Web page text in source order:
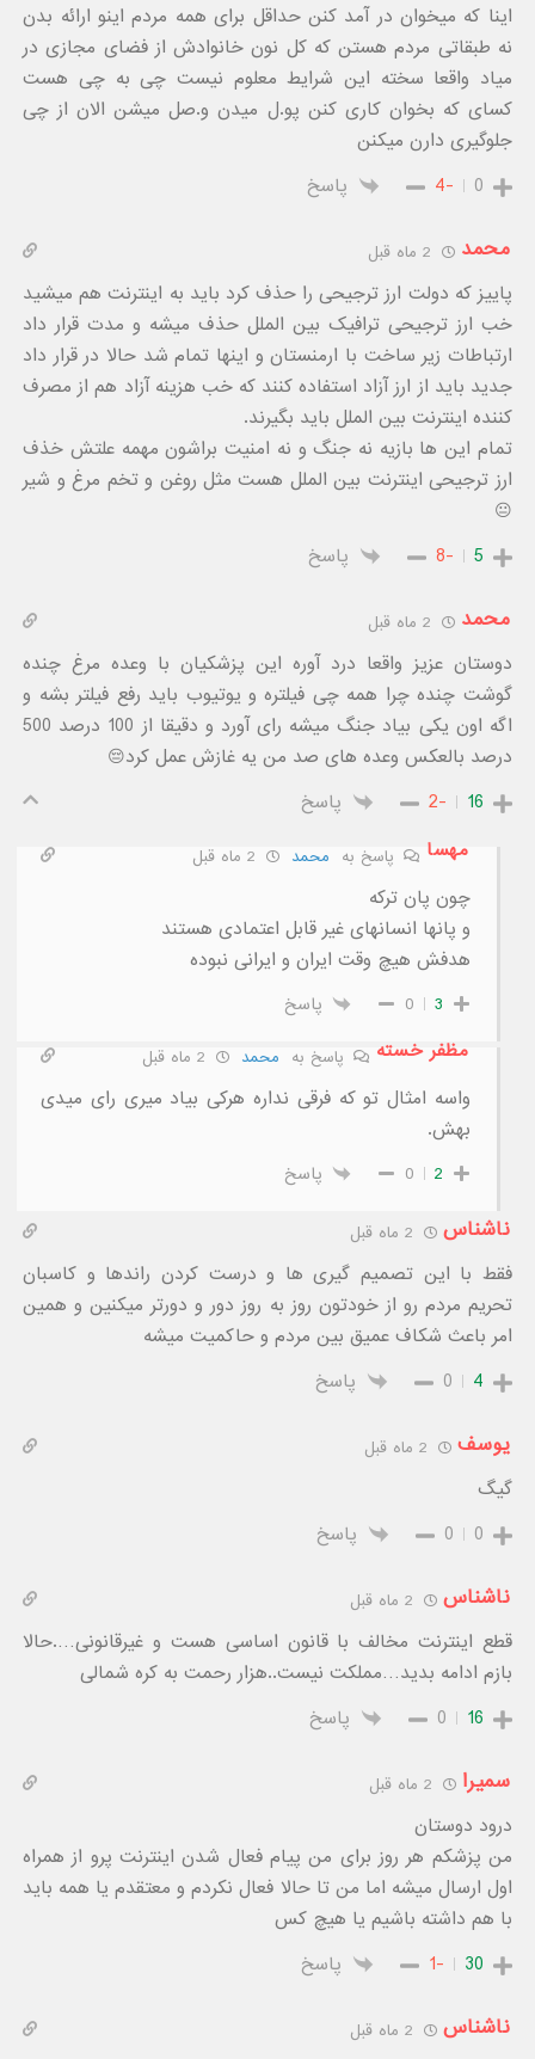
اینا که میخوان در آمد کنن حداقل برای همه مردم اینو ارائه بدن
نه طبقاتی مردم هستن که کل نون خانوادش از فضای مجازی در
میاد واقعا سخته این شرایط معلوم نیست چی به چی هست
کسای که بخوان کاری کنن پو.ل میدن و.صل میشن الان از چی
جلوگیری دارن میکنن
0
-4 پاسخ
محمد
پاییز که دولت ارز ترجیحی را حذف کرد باید به اینترنت هم میشید
خب ارز ترجیحی ترافیک بین الملل حذف میشه و مدت قرار داد
ارتباطات زیر ساخت با ارمنستان و اینها تمام شد حالا در قرار داد
جدید باید از ارز آزاد استفاده کنند که خب هزینه آزاد هم از مصرف
کننده اینترنت بین الملل باید بگیرند.
تمام این ها بازیه نه جنگ و نه امنیت براشون مهمه علتش خذف
ارز ترجیحی اینترنت بین الملل هست مثل روغن و تخم مرغ و شیر
😐
5
-8 پاسخ
محمد
دوستان عزیز واقعا درد آوره این پزشکیان با وعده مرغ چنده
گوشت چنده چرا همه چی فیلتره و یوتیوب باید رفع فیلتر بشه و
اگه اون یکی بیاد جنگ میشه رای آورد و دقیقا از 100 درصد 500
درصد بالعکس وعده های صد من یه غازش عمل کرد😔
16
-2
پاسخ
مهسا
پاسخ به محمد
چون پان ترکه
و پانها انسانهای غیر قابل اعتمادی هستند
هدفش هیچ وقت ایران و ایرانی نبوده
3
0 پاسخ
مظفر خسته پاسخ به محمد
واسه امثال تو که فرقی نداره هرکی بیاد میری رای میدی
بهش.
2
0 پاسخ
ناشناس
فقط با این تصمیم گیری ها و درست کردن راندها و کاسبان
تحریم مردم رو از خودتون روز به روز دور و دورتر میکنین و همین
امر باعث شکاف عمیق بین مردم و حاکمیت میشه
4
0 پاسخ
یوسف
گیگ
0
0 پاسخ
ناشناس
قطع اینترنت مخالف با قانون اساسی هست و غیرقانونی….حالا
بازم ادامه بدید…مملکت نیست..هزار رحمت به کره شمالی
16
0 پاسخ
سمیرا
درود دوستان
من پزشکم هر روز برای من پیام فعال شدن اینترنت پرو از همراه
اول ارسال میشه اما من تا حالا فعال نکردم و معتقدم یا همه باید
با هم داشته باشیم یا هیچ کس
30
-1 پاسخ
ناشناس